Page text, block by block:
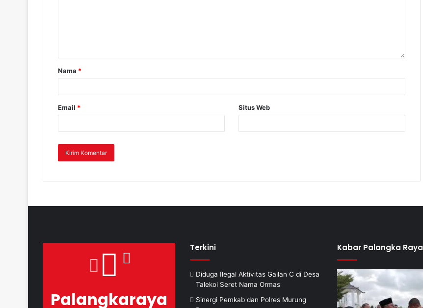
Nama *
Email * Situs Web
Palangkaraya
Terkini
Diduga Ilegal Aktivitas Gailan C di Desa
Talekoi Seret Nama Ormas
Sinergi Pemkab dan Polres Murung
Kabar Palangka Raya